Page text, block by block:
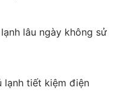
lâu ngày không sử
lạnh tiết kiệm điện